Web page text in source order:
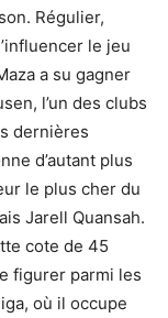
Régulier,
le jeu
a su gagner
l’un des clubs
dernières
d’autant plus
le plus cher du
Jarell Quansah.
cote de 45
figurer parmi les
où il occupe